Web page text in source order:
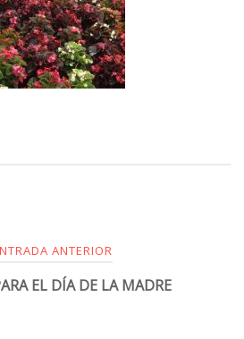
ANTERIOR
EL DÍA DE LA MADRE